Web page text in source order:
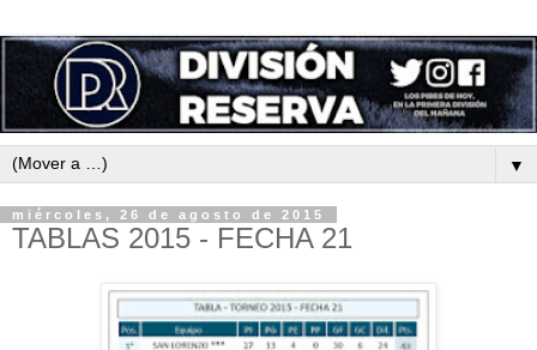
▼
miércoles, 26 de agosto de 2015
TABLAS 2015 - FECHA 21